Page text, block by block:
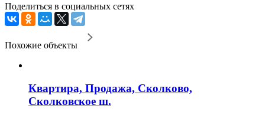
Поделиться в социальных сетях
Похожие объекты
Квартира, Продажа, Сколково,
Сколковское ш.